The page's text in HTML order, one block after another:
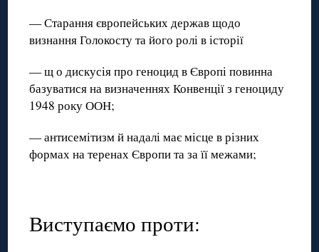
— Старання європейських держав щодо
визнання Голокосту та його ролі в історії
— щ о дискусія про геноцид в Європі повинна
базуватися на визначеннях Конвенції з геноциду
1948 року ООН;
— антисемітизм й надалі має місце в різних
формах на теренах Європи та за її межами;
Виступаємо проти: